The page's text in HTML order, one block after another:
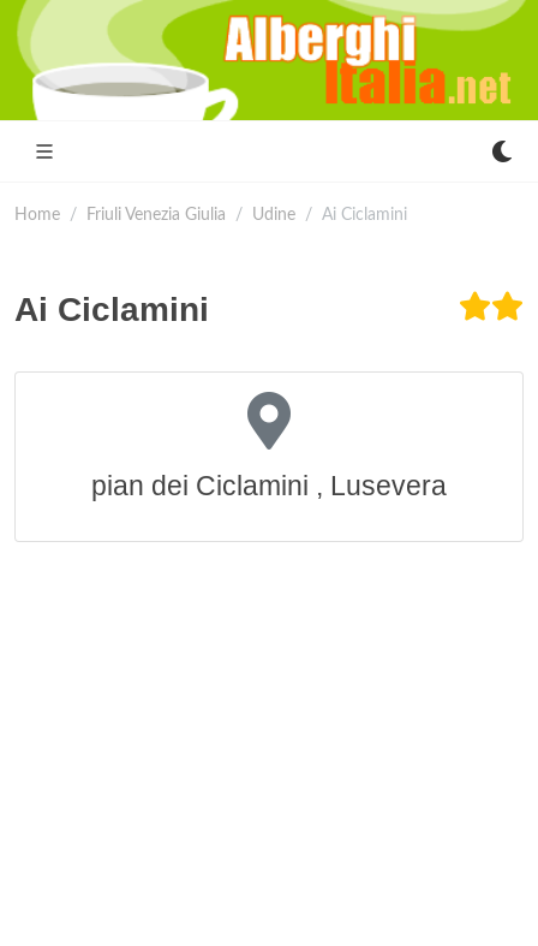
Home Friuli Venezia Giulia Udine Ai Ciclamini
Ai Ciclamini
pian dei Ciclamini , Lusevera